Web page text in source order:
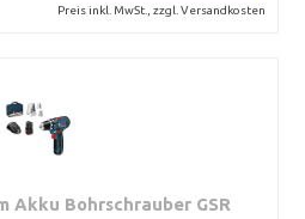
Preis inkl. MwSt., zzgl. Versandkosten
Akku Bohrschrauber GSR